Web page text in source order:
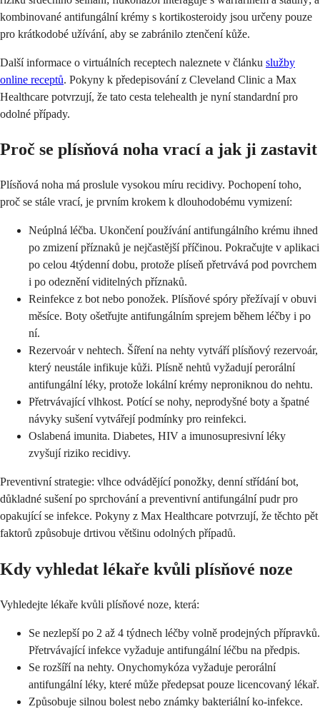
kombinované antifungální krémy s kortikosteroidy jsou určeny pouze
pro krátkodobé užívání, aby se zabránilo ztenčení kůže.
Další informace o virtuálních receptech naleznete v článku služby
online receptů. Pokyny k předepisování z Cleveland Clinic a Max
Healthcare potvrzují, že tato cesta telehealth je nyní standardní pro
odolné případy.
Proč se plísňová noha vrací a jak ji zastavit
Plísňová noha má proslule vysokou míru recidivy. Pochopení toho,
proč se stále vrací, je prvním krokem k dlouhodobému vymizení:
Neúplná léčba. Ukončení používání antifungálního krému ihned
po zmizení příznaků je nejčastější příčinou. Pokračujte v aplikaci
po celou 4týdenní dobu, protože plíseň přetrvává pod povrchem
i po odeznění viditelných příznaků.
Reinfekce z bot nebo ponožek. Plísňové spóry přežívají v obuvi
měsíce. Boty ošetřujte antifungálním sprejem během léčby i po
ní.
Rezervoár v nehtech. Šíření na nehty vytváří plísňový rezervoár,
který neustále infikuje kůži. Plísně nehtů vyžadují perorální
antifungální léky, protože lokální krémy neproniknou do nehtu.
Přetrvávající vlhkost. Potící se nohy, neprodyšné boty a špatné
návyky sušení vytvářejí podmínky pro reinfekci.
Oslabená imunita. Diabetes, HIV a imunosupresivní léky
zvyšují riziko recidivy.
Preventivní strategie: vlhce odvádějící ponožky, denní střídání bot,
důkladné sušení po sprchování a preventivní antifungální pudr pro
opakující se infekce. Pokyny z Max Healthcare potvrzují, že těchto pět
faktorů způsobuje drtivou většinu odolných případů.
Kdy vyhledat lékaře kvůli plísňové noze
Vyhledejte lékaře kvůli plísňové noze, která:
Se nezlepší po 2 až 4 týdnech léčby volně prodejných přípravků.
Přetrvávající infekce vyžaduje antifungální léčbu na předpis.
Se rozšíří na nehty. Onychomykóza vyžaduje perorální
antifungální léky, které může předepsat pouze licencovaný lékař.
Způsobuje silnou bolest nebo známky bakteriální ko-infekce.